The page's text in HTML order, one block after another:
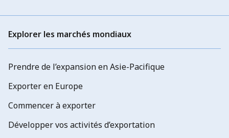
Explorer les marchés mondiaux
Prendre de l’expansion en Asie-Pacifique
Exporter en Europe
Commencer à exporter
Développer vos activités d’exportation